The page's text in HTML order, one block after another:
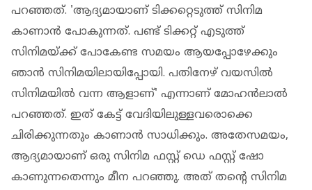
പറഞ്ഞത്. 'ആദ്യമായാണ് ടിക്കറ്റെടുത്ത് സിനിമ
കാണാന്‍ പോകുന്നത്. പണ്ട് ടിക്കറ്റ് എടുത്ത്
സിനിമയ്ക്ക് പോകേണ്ട സമയം ആയപ്പോഴേക്കും
ഞാന്‍ സിനിമയിലായിപ്പോയി. പതിനേഴ് വയസില്‍
സിനിമയില്‍ വന്ന ആളാണ്' എന്നാണ് മോഹന്‍ലാല്‍
പറഞ്ഞത്. ഇത് കേട്ട് വേദിയിലുള്ളവരൊക്കെ
ചിരിക്കുന്നതും കാണാന്‍ സാധിക്കും. അതേസമയം,
ആദ്യമായാണ് ഒരു സിനിമ ഫസ്റ്റ് ഡെ ഫസ്റ്റ് ഷോ
കാണുന്നതെന്നും മീന പറഞ്ഞു. അത് തന്റെ സിനിമ